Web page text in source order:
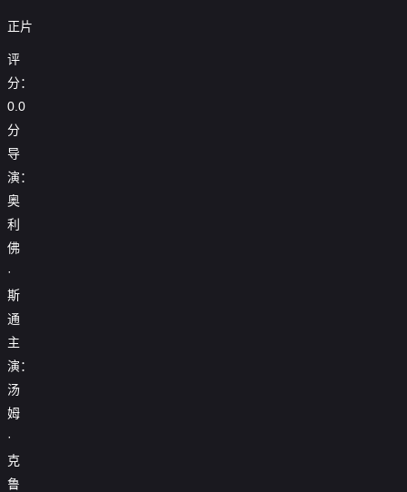
正片
评
分：
0.0
分
导
演：
奥
利
佛
·
斯
通
主
演：
汤
姆
·
克
鲁